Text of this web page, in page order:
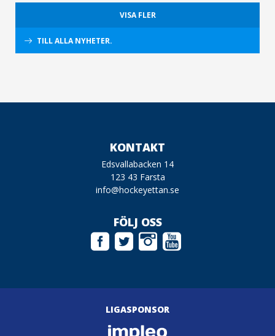
VISA FLER
TILL ALLA NYHETER.
KONTAKT
Edsvallabacken 14
123 43 Farsta
info@hockeyettan.se
FÖLJ OSS
LIGASPONSOR